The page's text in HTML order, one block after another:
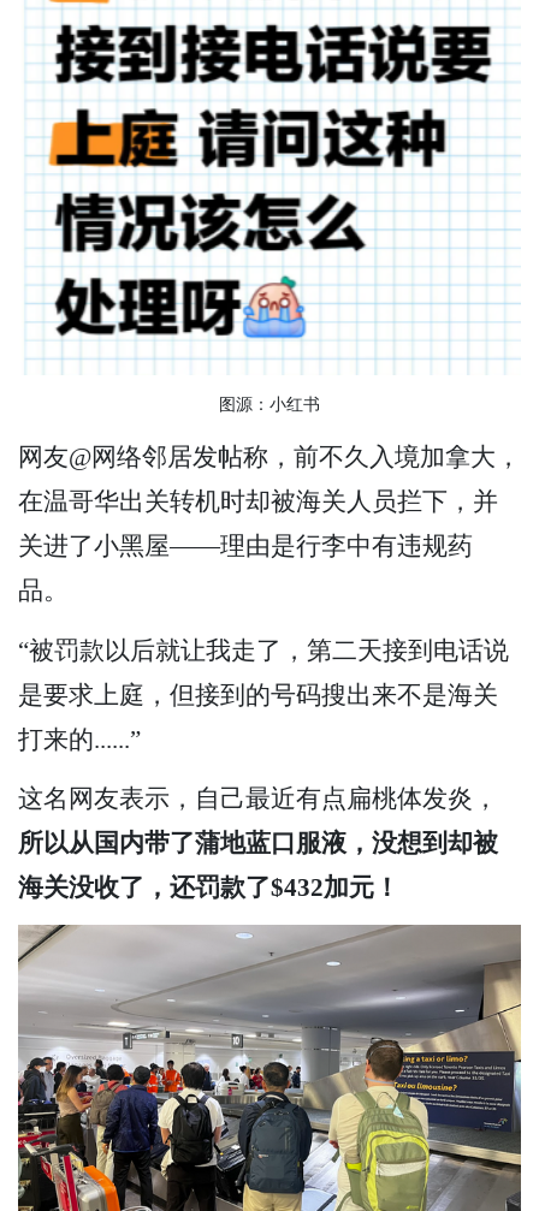
图源：小红书
网友@网络邻居发帖称，前不久入境加拿大，
在温哥华出关转机时却被海关人员拦下，并
关进了小黑屋——理由是行李中有违规药
品。
“被罚款以后就让我走了，第二天接到电话说
是要求上庭，但接到的号码搜出来不是海关
打来的......”
这名网友表示，自己最近有点扁桃体发炎，
所以从国内带了蒲地蓝口服液，没想到却被
海关没收了，还罚款了$432加元！